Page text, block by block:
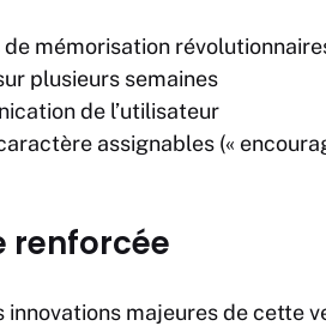
mémorisation
plusieurs semaines
de l’utilisateur
assignables («
renforcée
majeures de cette